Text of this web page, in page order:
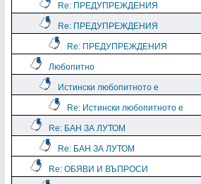
Re: ПРЕДУПРЕЖДЕНИЯ
Re: ПРЕДУПРЕЖДЕНИЯ
Re: ПРЕДУПРЕЖДЕНИЯ
Любопитно
Истински любопитното е
Re: Истински любопитното е
Re: БАН ЗА ЛУТОМ
Re: БАН ЗА ЛУТОМ
Re: ОБЯВИ И ВЪПРОСИ